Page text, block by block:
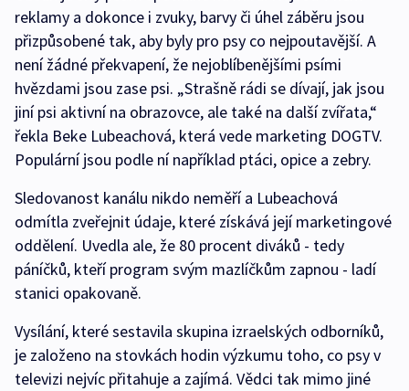
reklamy a dokonce i zvuky, barvy či úhel záběru jsou
přizpůsobené tak, aby byly pro psy co nejpoutavější. A
není žádné překvapení, že nejoblíbenějšími psími
hvězdami jsou zase psi. „Strašně rádi se dívají, jak jsou
jiní psi aktivní na obrazovce, ale také na další zvířata,“
řekla Beke Lubeachová, která vede marketing DOGTV.
Populární jsou podle ní například ptáci, opice a zebry.
Sledovanost kanálu nikdo neměří a Lubeachová
odmítla zveřejnit údaje, které získává její marketingové
oddělení. Uvedla ale, že 80 procent diváků - tedy
páníčků, kteří program svým mazlíčkům zapnou - ladí
stanici opakovaně.
Vysílání, které sestavila skupina izraelských odborníků,
je založeno na stovkách hodin výzkumu toho, co psy v
televizi nejvíc přitahuje a zajímá. Vědci tak mimo jiné